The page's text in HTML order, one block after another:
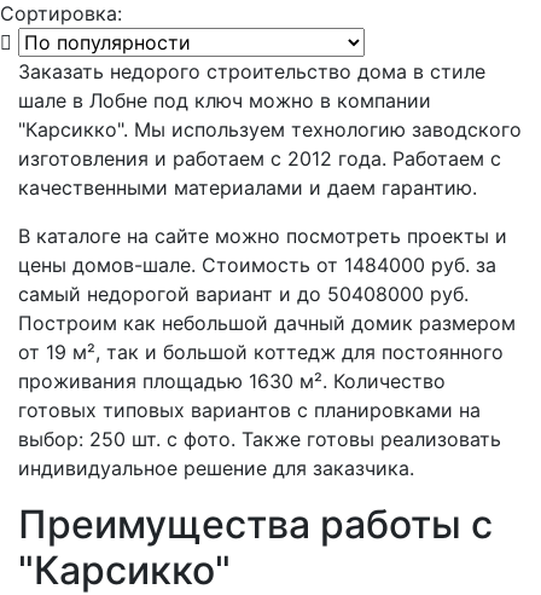
Сортировка:
Заказать недорого строительство дома в стиле
шале в Лобне под ключ можно в компании
"Карсикко". Мы используем технологию заводского
изготовления и работаем с 2012 года. Работаем с
качественными материалами и даем гарантию.
В каталоге на сайте можно посмотреть проекты и
цены домов-шале. Стоимость от 1484000 руб. за
самый недорогой вариант и до 50408000 руб.
Построим как небольшой дачный домик размером
от 19 м², так и большой коттедж для постоянного
проживания площадью 1630 м². Количество
готовых типовых вариантов с планировками на
выбор: 250 шт. с фото. Также готовы реализовать
индивидуальное решение для заказчика.
Преимущества работы с
"Карсикко"